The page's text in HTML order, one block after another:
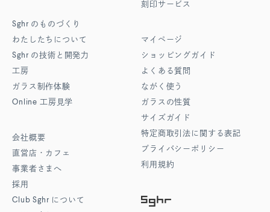
Sghr のものづくり
わたしたちについて
Sghr の技術と開発力
工房
ガラス制作体験
Online 工房見学
会社概要
直営店・カフェ
事業者さまへ
採用
Club Sghr について
刻印サービス
マイページ
ショッピングガイド
よくある質問
ながく使う
ガラスの性質
サイズガイド
特定商取引法に関する表記
プライバシーポリシー
利用規約